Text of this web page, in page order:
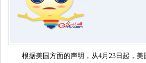
根据美国方面的声明，从4月23日起，美